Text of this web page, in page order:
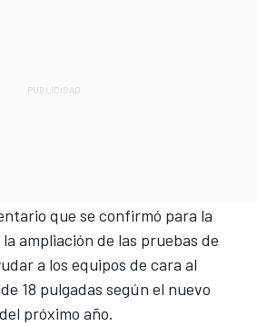
que se confirmó para la
ampliación de las pruebas de
a los equipos de cara al
18 pulgadas según el nuevo
próximo año.